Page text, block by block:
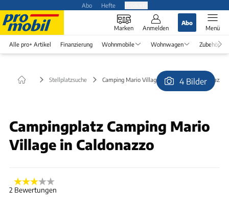
Abo Hefte
Marken Anmelden
Abo
Menü
Alle pro+ Artikel Finanzierung Wohnmobile Wohnwagen Zubehör
Stellplatzsuche Camping Mario Village (kostenlos) in Caldonazzo
4 Bilder
Campingplatz Camping Mario
Village in Caldonazzo
2 Bewertungen